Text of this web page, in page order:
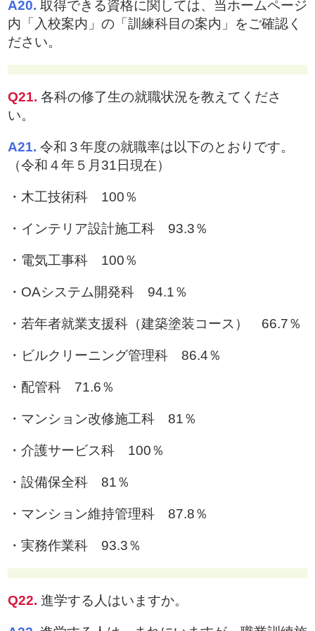
A20. 取得できる資格に関しては、当ホームページ
内「入校案内」の「訓練科目の案内」をご確認く
ださい。
Q21. 各科の修了生の就職状況を教えてくださ
い。
A21. 令和３年度の就職率は以下のとおりです。
（令和４年５月31日現在）
・木工技術科 100％
・インテリア設計施工科 93.3％
・電気工事科 100％
・OAシステム開発科 94.1％
・若年者就業支援科（建築塗装コース） 66.7％
・ビルクリーニング管理科 86.4％
・配管科 71.6％
・マンション改修施工科 81％
・介護サービス科 100％
・設備保全科 81％
・マンション維持管理科 87.8％
・実務作業科 93.3％
Q22. 進学する人はいますか。